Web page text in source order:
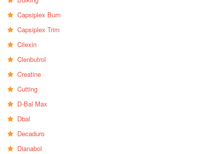
Capsiplex Burn
Capsiplex Trim
Cilexin
Clenbutrol
Creatine
Cutting
D-Bal Max
Dbal
Decaduro
Dianabol